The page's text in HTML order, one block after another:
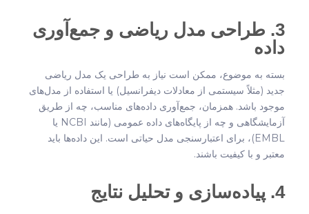
3. طراحی مدل ریاضی و جمع‌آوری
داده
بسته به موضوع، ممکن است نیاز به طراحی یک مدل ریاضی
جدید (مثلاً سیستمی از معادلات دیفرانسیل) یا استفاده از مدل‌های
موجود باشد. همزمان، جمع‌آوری داده‌های مناسب، چه از طریق
آزمایشگاهی و چه از پایگاه‌های داده عمومی (مانند NCBI یا
EMBL)، برای اعتبارسنجی مدل حیاتی است. این داده‌ها باید
معتبر و با کیفیت باشند.
4. پیاده‌سازی و تحلیل نتایج